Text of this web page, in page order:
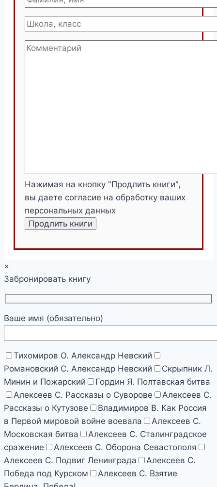
Нажимая на кнопку "Продлить книги",
вы даете согласие на обработку ваших
персональных данных
×
Забронировать книгу
Ваше имя (обязательно)
Тихомиров О. Александр Невский
Романовский С. Александр Невский
Скрыпник Л.
Минин и Пожарский
Гордин Я. Полтавская битва
Алексеев С. Рассказы о Суворове
Алексеев С.
Рассказы о Кутузове
Владимиров В. Как Россия
в Первой мировой войне воевала
Алексеев С.
Московская битва
Алексеев С. Сталинградское
сражение
Алексеев С. Оборона Севастополя
Алексеев С. Подвиг Ленинграда
Алексеев С.
Победа под Курском
Алексеев С. Взятие